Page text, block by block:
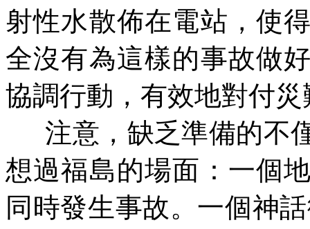
射性水散佈在電站，使
全沒有為這樣的事故做
協調行動，有效地對付災
注意，缺乏準備的不
想過福島的場面：一個
同時發生事故。一個神